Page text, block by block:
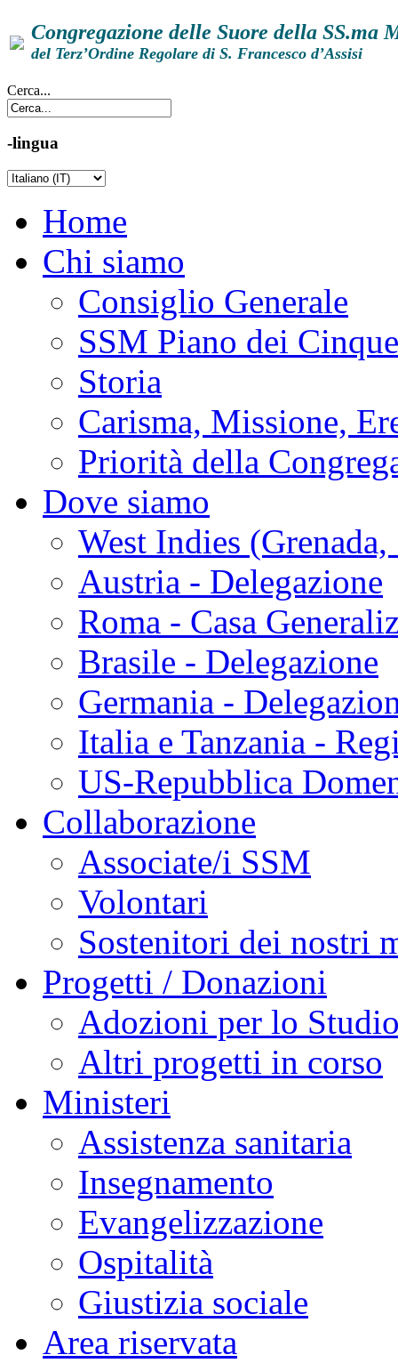
Congregazione delle Suore della SS.ma
del Terz’Ordine Regolare di S. Francesco d’Assisi
Cerca...
-lingua
Home
Chi siamo
Consiglio Generale
SSM Piano dei
Storia
Carisma, Missione,
Priorità della
Dove siamo
West Indies
Austria - Delegazione
Roma - Casa
Brasile - Delegazione
Germania -
Italia e Tanzania -
US-Repubblica
Collaborazione
Associate/i SSM
Volontari
Sostenitori dei nostri
Progetti / Donazioni
Adozioni per lo
Altri progetti in corso
Ministeri
Assistenza sanitaria
Insegnamento
Evangelizzazione
Ospitalità
Giustizia sociale
Area riservata